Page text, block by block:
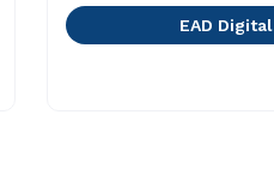
EAD Digital